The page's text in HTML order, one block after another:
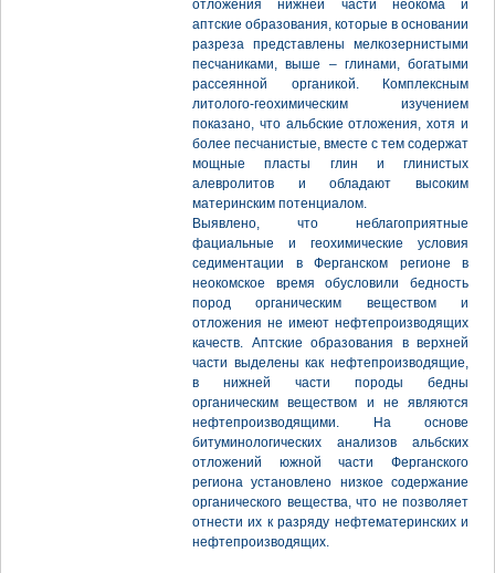
отложения нижней части неокома и
аптские образования, которые в основании
разреза представлены мелкозернистыми
песчаниками, выше – глинами, богатыми
рассеянной органикой. Комплексным
литолого-геохимическим изучением
показано, что альбские отложения, хотя и
более песчанистые, вместе с тем содержат
мощные пласты глин и глинистых
алевролитов и обладают высоким
материнским потенциалом.
Выявлено, что неблагоприятные
фациальные и геохимические условия
седиментации в Ферганском регионе в
неокомское время обусловили бедность
пород органическим веществом и
отложения не имеют нефтепроизводящих
качеств. Аптские образования в верхней
части выделены как нефтепроизводящие,
в нижней части породы бедны
органическим веществом и не являются
нефтепроизводящими. На основе
битуминологических анализов альбских
отложений южной части Ферганского
региона установлено низкое содержание
органического вещества, что не позволяет
отнести их к разряду нефтематеринских и
нефтепроизводящих.